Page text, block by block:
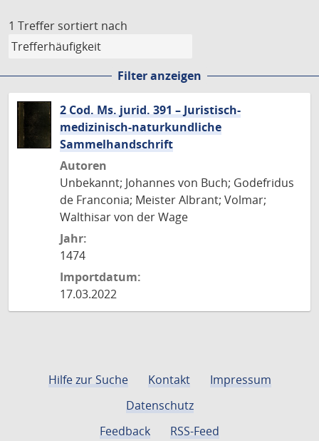
1 Treffer sortiert nach
Filter anzeigen
2 Cod. Ms. jurid. 391 – Juristisch-
medizinisch-naturkundliche
Sammelhandschrift
Autoren
Unbekannt; Johannes von Buch; Godefridus
de Franconia; Meister Albrant; Volmar;
Walthisar von der Wage
Jahr:
1474
Importdatum:
17.03.2022
Hilfe zur Suche Kontakt
Impressum
Datenschutz
Feedback
RSS-Feed